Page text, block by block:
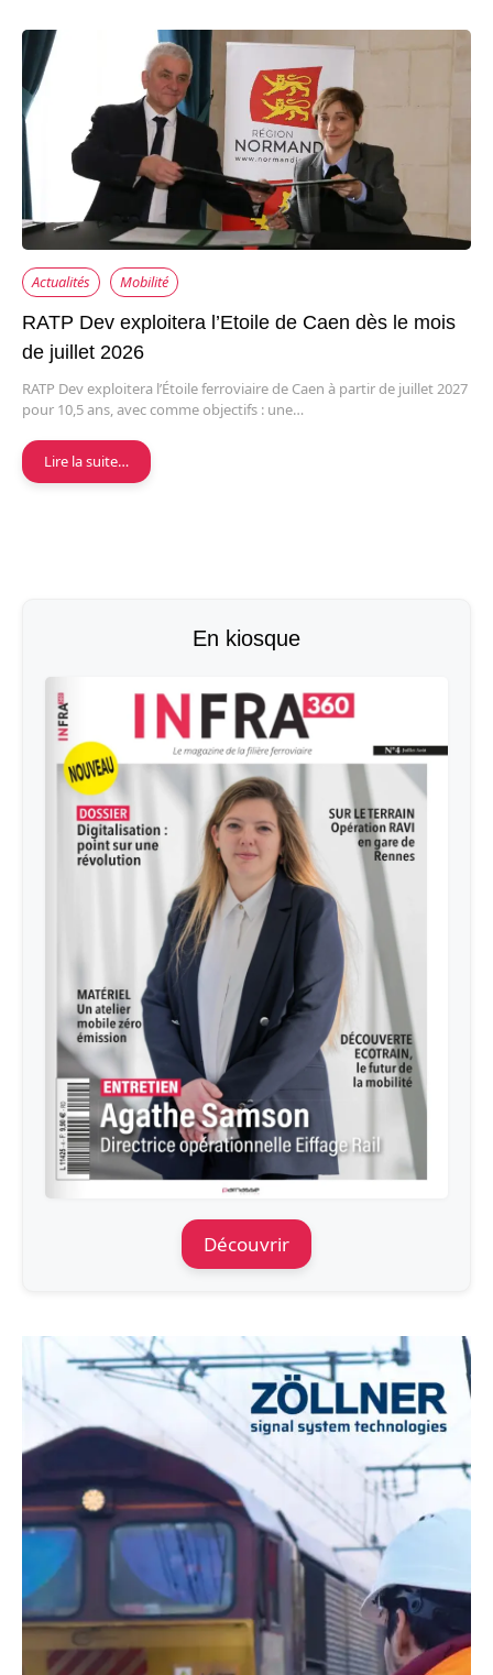
Actualités Mobilité
RATP Dev exploitera l’Etoile de Caen dès le mois
de juillet 2026
RATP Dev exploitera l’Étoile ferroviaire de Caen à partir de juillet 2027
pour 10,5 ans, avec comme objectifs : une…
Lire la suite…
En kiosque
Découvrir